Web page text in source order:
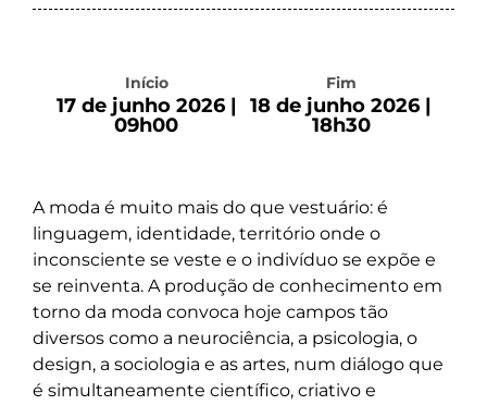
Início
17 de junho 2026 |
09h00
Fim
18 de junho 2026 |
18h30
A moda é muito mais do que vestuário: é
linguagem, identidade, território onde o
inconsciente se veste e o indivíduo se expõe e
se reinventa. A produção de conhecimento em
torno da moda convoca hoje campos tão
diversos como a neurociência, a psicologia, o
design, a sociologia e as artes, num diálogo que
é simultaneamente científico, criativo e